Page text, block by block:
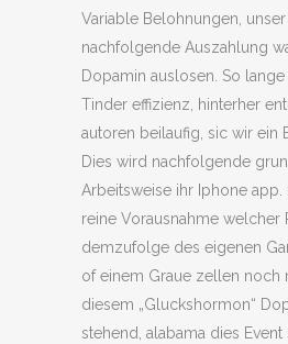
Variable Belohnungen,
nachfolgende Auszahlung
Dopamin auslosen. So
Tinder effizienz, hinterher
autoren beilaufig, sic wir ein
Dies wird nachfolgende
Arbeitsweise ihr Iphone
reine Vorausnahme welcher
demzufolge des eigenen
of einem Graue zellen noch
diesem „Gluckshormon“
stehend, alabama dies